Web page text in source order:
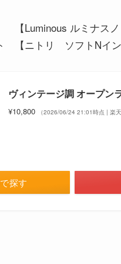
Luminous ルミナスノ
【ニトリ ソフトNイ
ヴィンテージ調 オープ
¥10,800 （2026/06/24 21:01時点 | 楽
探す